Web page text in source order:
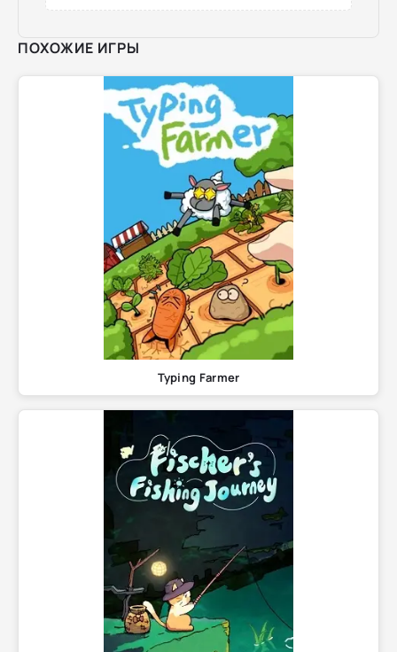
ПОХОЖИЕ ИГРЫ
Typing Farmer